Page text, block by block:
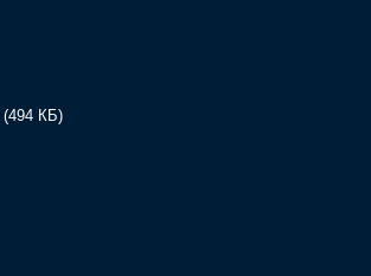
(494 КБ)